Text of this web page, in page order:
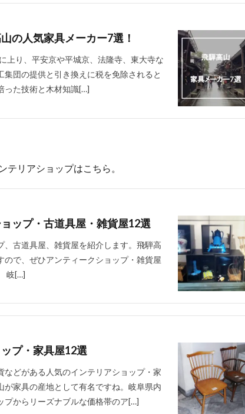
の人気家具メーカー7選！
上り、平安京や平城京、法隆寺、東大寺な
団の提供と引き換えに税を免除されると
った技術と木材知識[…]
リアショップはこちら。
ップ・古道具屋・雑貨屋12選
古道具屋、雑貨屋を紹介します。飛騨高
で、ぜひアンティークショップ・雑貨屋
岐[…]
プ・家具屋12選
どがある人気のインテリアショップ・家
家具の産地として有名ですね。岐阜県内
プからリーズナブルな価格帯のア[…]